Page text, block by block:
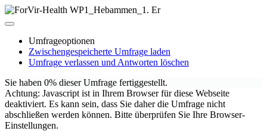
Umfrageoptionen
Zwischengespeicherte Umfrage laden
Umfrage verlassen und Antworten löschen
Sie haben 0% dieser Umfrage fertiggestellt.
Achtung: Javascript ist in Ihrem Browser für diese Webseite
deaktiviert. Es kann sein, dass Sie daher die Umfrage nicht
abschließen werden können. Bitte überprüfen Sie Ihre Browser-
Einstellungen.